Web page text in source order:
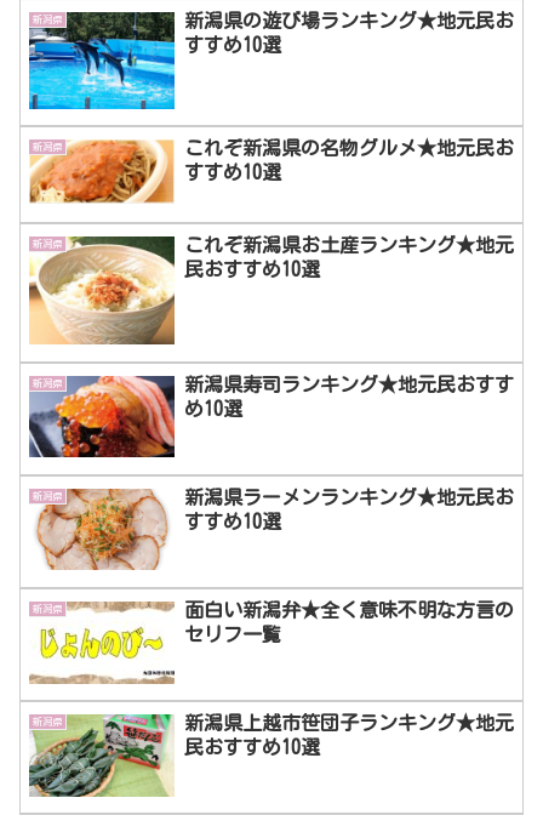
新潟県
新潟県の遊び場ランキング★地元民お
すすめ10選
新潟県
これぞ新潟県の名物グルメ★地元民お
すすめ10選
新潟県
これぞ新潟県お土産ランキング★地元
民おすすめ10選
新潟県
新潟県寿司ランキング★地元民おすす
め10選
新潟県
新潟県ラーメンランキング★地元民お
すすめ10選
新潟県
面白い新潟弁★全く意味不明な方言の
セリフ一覧
新潟県
新潟県上越市笹団子ランキング★地元
民おすすめ10選